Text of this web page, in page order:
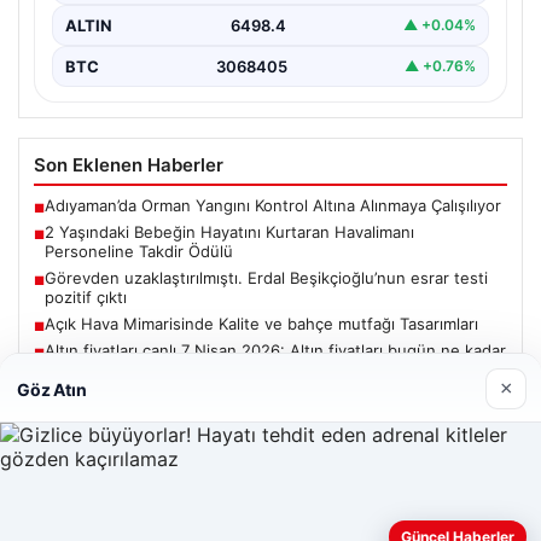
ALTIN 6498.4 ▲ +0.04%
BTC 3068405 ▲ +0.76%
Son Eklenen Haberler
■Adıyaman’da Orman Yangını Kontrol Altına Alınmaya Çalışılıyor
■2 Yaşındaki Bebeğin Hayatını Kurtaran Havalimanı
Personeline Takdir Ödülü
■Görevden uzaklaştırılmıştı. Erdal Beşikçioğlu’nun esrar testi
pozitif çıktı
■Açık Hava Mimarisinde Kalite ve bahçe mutfağı Tasarımları
■Altın fiyatları canlı 7 Nisan 2026: Altın fiyatları bugün ne kadar
Güncel
Göz Atın ×
Güncel Haberler